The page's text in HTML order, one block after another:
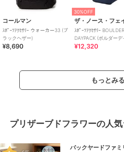
コールマン
ｽﾎﾟｰﾂｱｸｾｻﾘｰ ウォーカー33 (ブ
ラックヘザー)
¥8,690
30%OFF
ザ・ノース・フェ
ｽﾎﾟｰﾂｱｸｾｻﾘｰ BOULDER
DAYPACK (ボルダーデ
ク)
¥12,320
もっとみる
プリザーブドフラワーの人
バックヤードファミ